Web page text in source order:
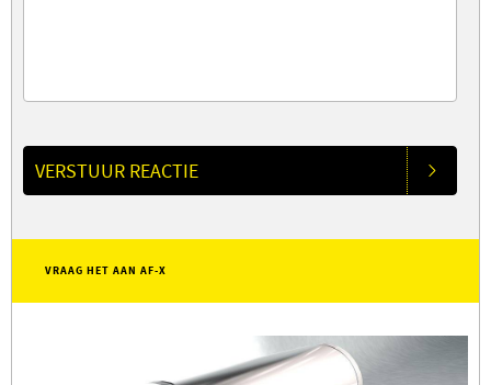
VERSTUUR REACTIE
VRAAG HET AAN AF-X